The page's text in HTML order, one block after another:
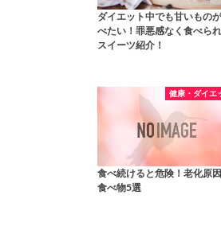
ダイエット中でも甘いもの
べたい！罪悪感なく食べら
スイーツ紹介！
健康・ダイエ
食べ続けると危険！老化原
食べ物5選